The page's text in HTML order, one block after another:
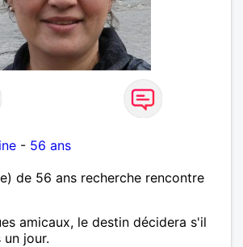
- 56 ans
de 56 ans recherche rencontre
amicaux, le destin décidera s'il
jour.